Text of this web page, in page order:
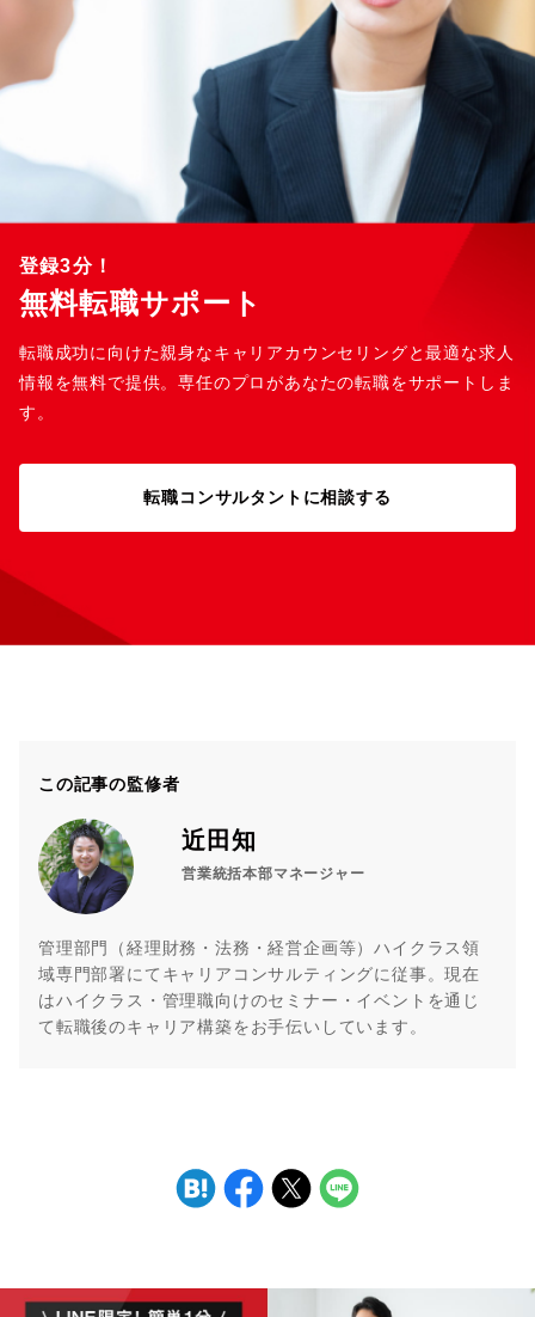
登録3分！
無料転職サポート
転職成功に向けた親身なキャリアカウンセリングと最適な求人
情報を無料で提供。専任のプロがあなたの転職をサポートしま
す。
転職コンサルタントに相談する
この記事の監修者
近田知
営業統括本部マネージャー
管理部門（経理財務・法務・経営企画等）ハイクラス領
域専門部署にてキャリアコンサルティングに従事。現在
はハイクラス・管理職向けのセミナー・イベントを通じ
て転職後のキャリア構築をお手伝いしています。